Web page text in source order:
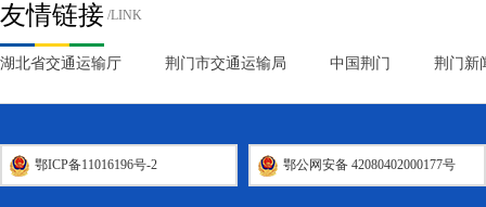
友情链接 /LINK
湖北省交通运输厅 荆门市交通运输局 中国荆门 荆门新
鄂ICP备11016196号-2 鄂公网安备 42080402000177号